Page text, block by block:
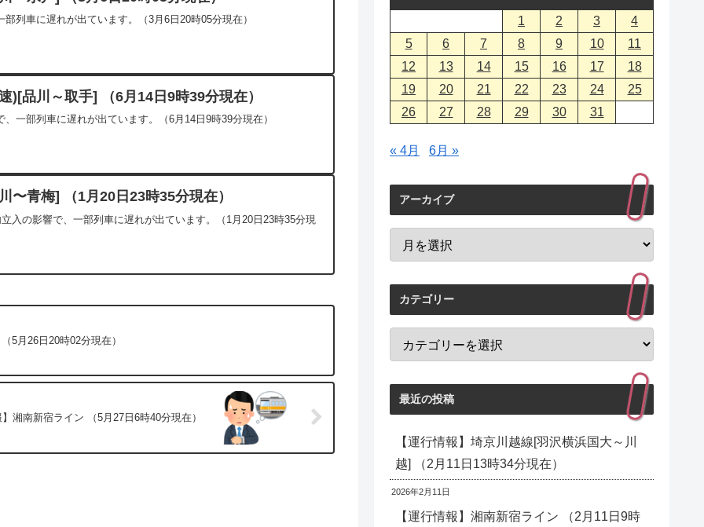
列車に遅れが出ています。（3月6日20時05分現在）
)[品川～取手] （6月14日9時39分現在）
一部列車に遅れが出ています。（6月14日9時39分現在）
〜青梅] （1月20日23時35分現在）
入の影響で、一部列車に遅れが出ています。（1月20日23時35分現
5月26日20時02分現在）
】湘南新宿ライン （5月27日6時40分現在）
1 2 3
4
5
6 7 8 9 10
11
12
13 14 15 16 17
18
19
20 21 22 23 24
25
26
27 28 29 30 31
« 4月 6月 »
アーカイブ
カテゴリー
最近の投稿
【運行情報】埼京川越線[羽沢横浜国大～川
越] （2月11日13時34分現在）
2026年2月11日
【運行情報】湘南新宿ライン （2月11日9時